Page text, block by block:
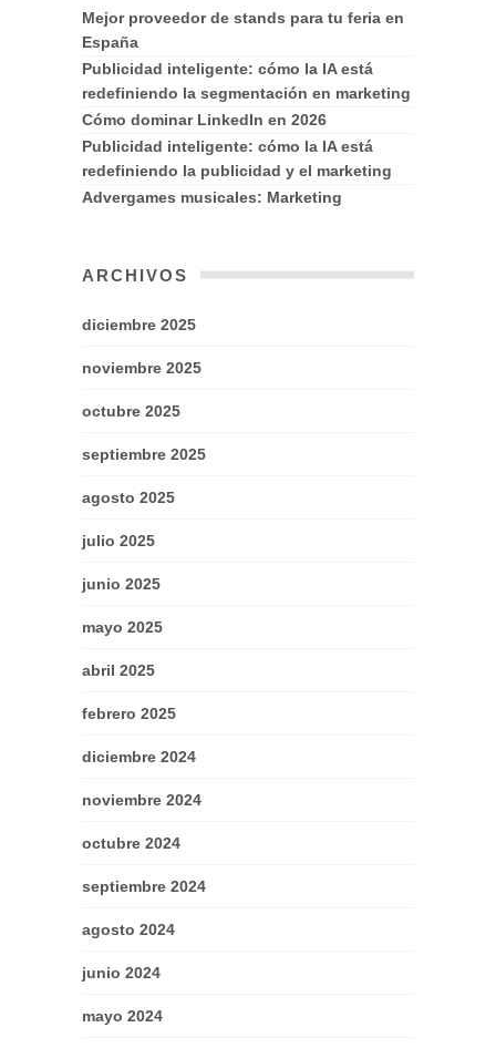
Mejor proveedor de stands para tu feria en
España
Publicidad inteligente: cómo la IA está
redefiniendo la segmentación en marketing
Cómo dominar LinkedIn en 2026
Publicidad inteligente: cómo la IA está
redefiniendo la publicidad y el marketing
Advergames musicales: Marketing
ARCHIVOS
diciembre 2025
noviembre 2025
octubre 2025
septiembre 2025
agosto 2025
julio 2025
junio 2025
mayo 2025
abril 2025
febrero 2025
diciembre 2024
noviembre 2024
octubre 2024
septiembre 2024
agosto 2024
junio 2024
mayo 2024